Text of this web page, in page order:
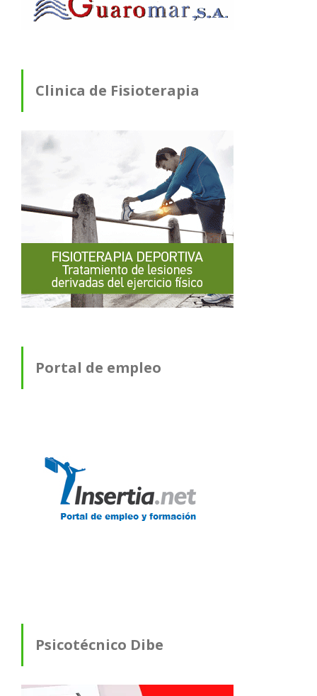
Clinica de Fisioterapia
Portal de empleo
Psicotécnico Dibe